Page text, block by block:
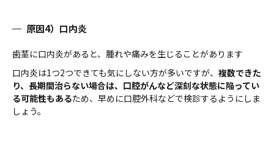
原因4）口内炎
歯茎に口内炎があると、腫れや痛みを生じることがあります
口内炎は1つ2つできても気にしない方が多いですが、 複数できた
り、長期間治らない場合は、口腔がんなど深刻な状態に陥ってい
る可能性もあるため、早めに口腔外科などで検診するようにしま
しょう。